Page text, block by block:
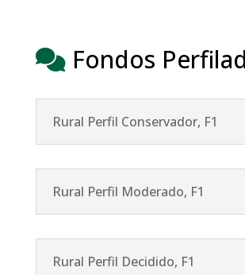
Fondos
Rural Perfil Conservador, F1
Rural Perfil Moderado, F1
Rural Perfil Decidido, F1